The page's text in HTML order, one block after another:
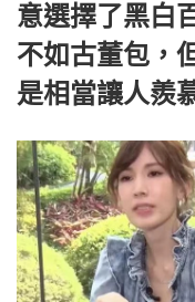
意選擇了黑白
不如古董包，
是相當讓人羨